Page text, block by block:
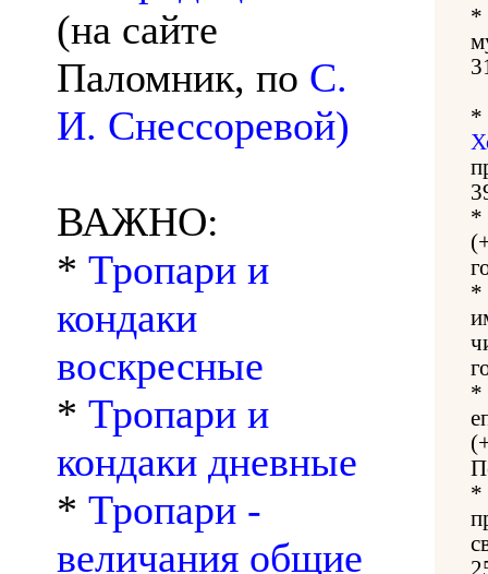
(на сайте
Паломник, по С.
И. Снессоревой)
ВАЖНО:
* Тропари и
кондаки
воскресные
* Тропари и
кондаки дневные
* Тропари -
величания общие
*
*
*
*
*
*